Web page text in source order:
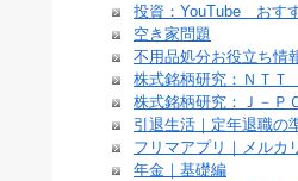
投資：YouTube おす
空き家問題
不用品処分お役立ち情
株式銘柄研究：ＮＴＴ
株式銘柄研究：Ｊ－Ｐ
引退生活｜定年退職の
フリマアプリ｜メルカ
年金｜基礎編